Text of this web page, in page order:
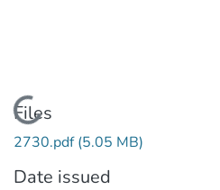
Loading...
Files
2730.pdf(5.05 MB)
Date issued